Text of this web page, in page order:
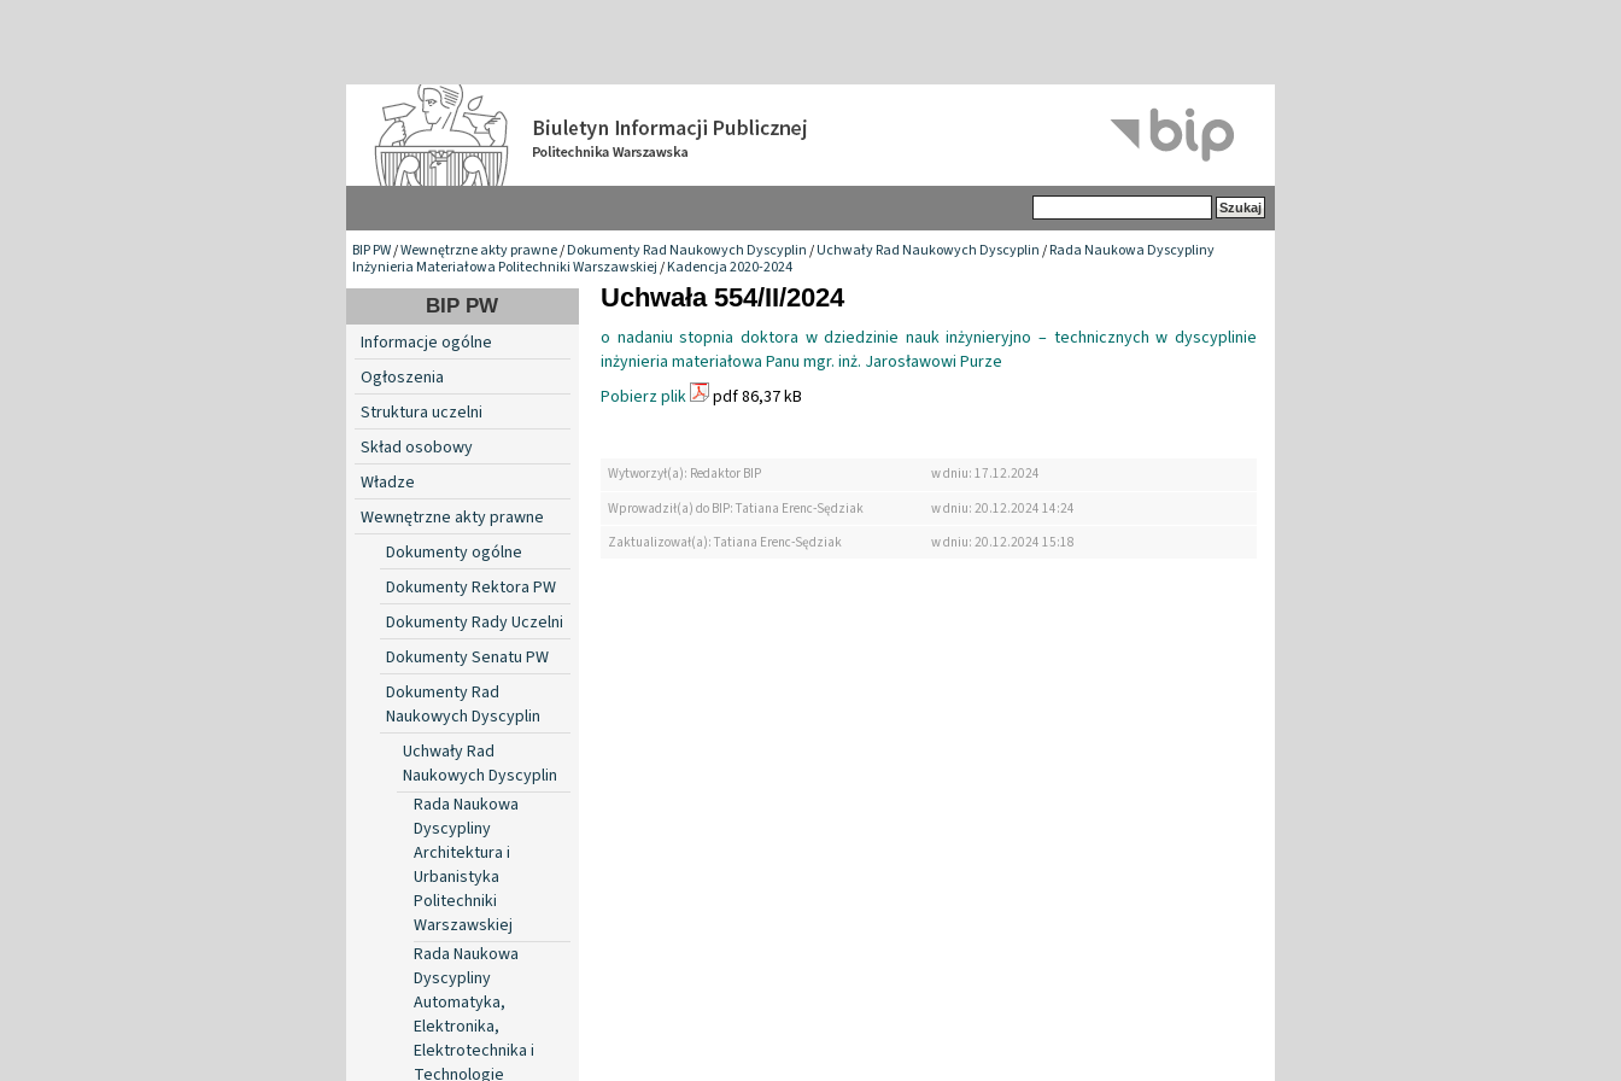
BIP PW/Wewnętrzne akty prawne/Dokumenty Rad Naukowych Dyscyplin/Uchwały Rad Naukowych Dyscyplin/Rada Naukowa Dyscypliny
Inżynieria Materiałowa Politechniki Warszawskiej/Kadencja 2020-2024
BIP PW
Informacje ogólne
Ogłoszenia
Struktura uczelni
Skład osobowy
Władze
Wewnętrzne akty prawne
Dokumenty ogólne
Dokumenty Rektora PW
Dokumenty Rady Uczelni
Dokumenty Senatu PW
Dokumenty Rad
Naukowych Dyscyplin
Uchwały Rad
Naukowych Dyscyplin
Rada Naukowa
Dyscypliny
Architektura i
Urbanistyka
Politechniki
Warszawskiej
Rada Naukowa
Dyscypliny
Automatyka,
Elektronika,
Elektrotechnika i
Technologie
Uchwała 554/II/2024
o nadaniu stopnia doktora w dziedzinie nauk inżynieryjno – technicznych w dyscyplinie
inżynieria materiałowa Panu mgr. inż. Jarosławowi Purze
Pobierz plik
pdf 86,37 kB
Wytworzył(a): Redaktor BIP
w dniu: 17.12.2024
Wprowadził(a) do BIP: Tatiana Erenc-Sędziak
w dniu: 20.12.2024 14:24
Zaktualizował(a): Tatiana Erenc-Sędziak
w dniu: 20.12.2024 15:18